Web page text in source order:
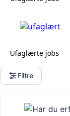
Ufaglærte jobs
Filtre